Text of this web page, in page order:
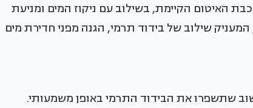
האיטום הקיימת, בשילוב עם ניקוז המים ומניעת
שילוב של בידוד תרמי, הגנה מפני חדירת מים
שתשפרו את הבידוד התרמי באופן משמעותי.